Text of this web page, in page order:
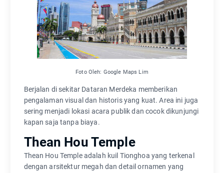
Foto Oleh: Google Maps Lim
Berjalan di sekitar Dataran Merdeka memberikan
pengalaman visual dan historis yang kuat. Area ini juga
sering menjadi lokasi acara publik dan cocok dikunjungi
kapan saja tanpa biaya.
Thean Hou Temple
Thean Hou Temple adalah kuil Tionghoa yang terkenal
dengan arsitektur megah dan detail ornamen yang